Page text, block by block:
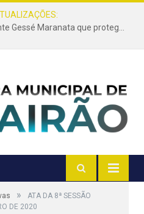
Projeto de autoria do presidente Gessé Maranata que protege as estradas vicinais de Trairão é transformado em lei
»
ATA DA 8ª SESSÃO
DE 2020